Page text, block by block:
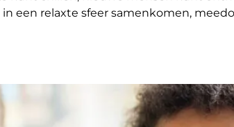
een relaxte sfeer samenkomen,